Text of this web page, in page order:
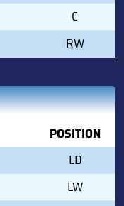
C
RW
POSITION
LD
LW